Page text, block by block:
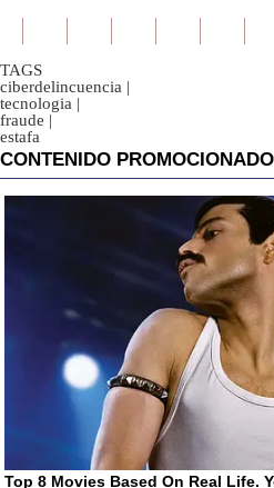
TAGS
ciberdelincuencia |
tecnologia |
fraude |
estafa